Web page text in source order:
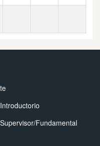
Fundamental